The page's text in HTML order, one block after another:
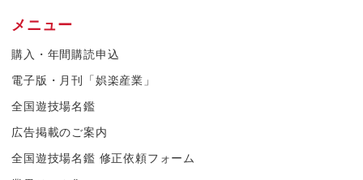
メニュー
購入・年間購読申込
電子版・月刊「娯楽産業」
全国遊技場名鑑
広告掲載のご案内
全国遊技場名鑑 修正依頼フォーム